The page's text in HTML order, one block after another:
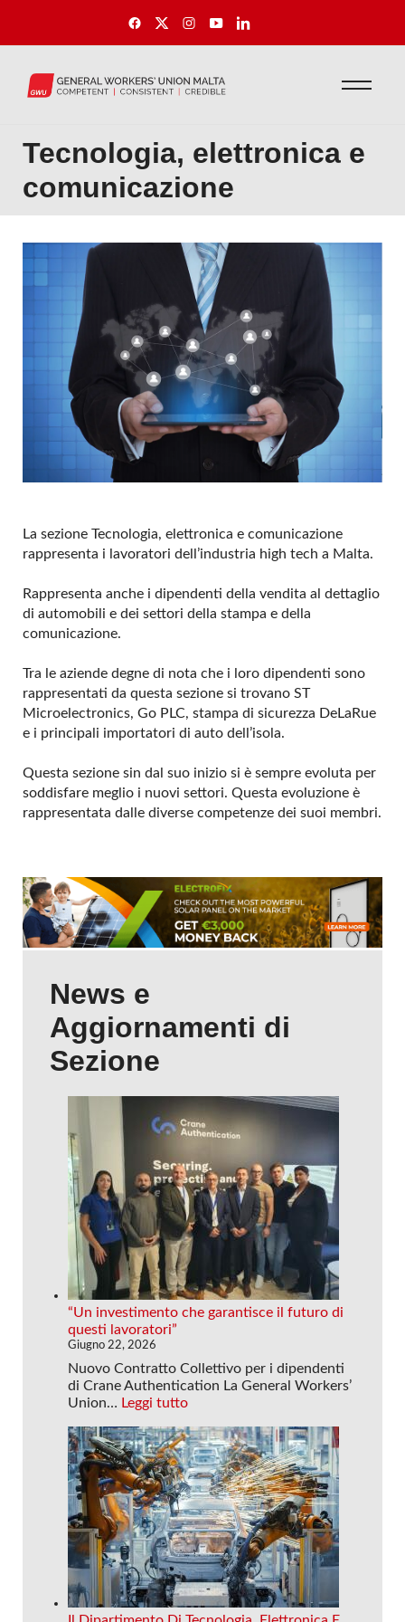
Tecnologia, elettronica e
comunicazione
La sezione Tecnologia, elettronica e comunicazione
rappresenta i lavoratori dell’industria high tech a Malta.
Rappresenta anche i dipendenti della vendita al dettaglio
di automobili e dei settori della stampa e della
comunicazione.
Tra le aziende degne di nota che i loro dipendenti sono
rappresentati da questa sezione si trovano ST
Microelectronics, Go PLC, stampa di sicurezza DeLaRue
e i principali importatori di auto dell’isola.
Questa sezione sin dal suo inizio si è sempre evoluta per
soddisfare meglio i nuovi settori. Questa evoluzione è
rappresentata dalle diverse competenze dei suoi membri.
News e
Aggiornamenti di
Sezione
“Un investimento che garantisce il futuro di
questi lavoratori”
Giugno 22, 2026
Nuovo Contratto Collettivo per i dipendenti
di Crane Authentication La General Workers’
Union… Leggi tutto:
U
n
i
n
v
e
s
t
i
m
e